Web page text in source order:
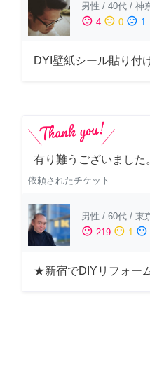
男性 / 40代 / 神
sentiment_satisfied 4 sentiment_neutral 0 sentiment_dissatisfied 1
DYI壁紙シール貼り付
有り難うございました
依頼されたチケット
男性 / 60代 / 東
sentiment_satisfied 219 sentiment_neutral 1 sentiment_dissatisfied
★新宿でDIYリフォー